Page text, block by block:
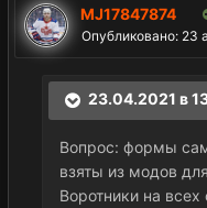
MJ17847874
Опубликовано: 23
23.04.2021 в
Вопрос: формы
взяты из модов
Воротники на